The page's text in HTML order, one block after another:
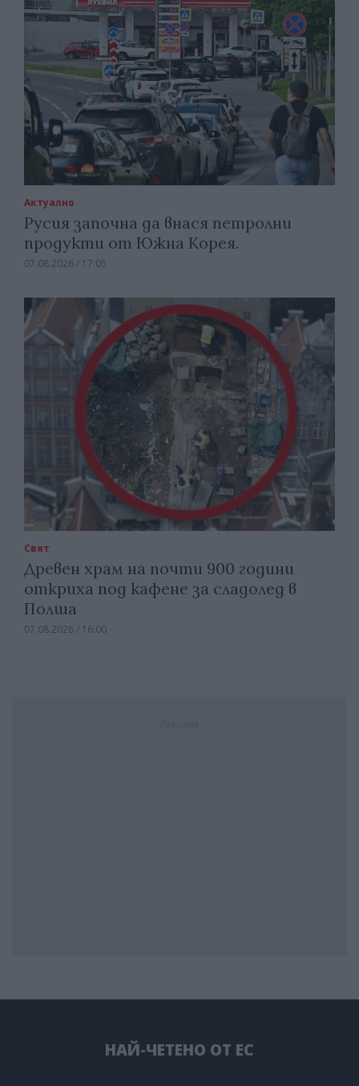
Актуално
Русия започна да внася петролни
продукти от Южна Корея.
07.08.2026 / 17:05
Свят
Древен храм на почти 900 години
откриха под кафене за сладолед в
Полша
07.08.2026 / 16:00
НАЙ-ЧЕТЕНО ОТ ЕС